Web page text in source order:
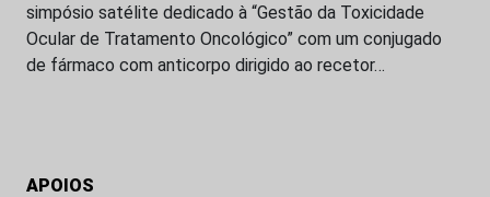
simpósio satélite dedicado à “Gestão da Toxicidade
Ocular de Tratamento Oncológico” com um conjugado
de fármaco com anticorpo dirigido ao recetor…
APOIOS